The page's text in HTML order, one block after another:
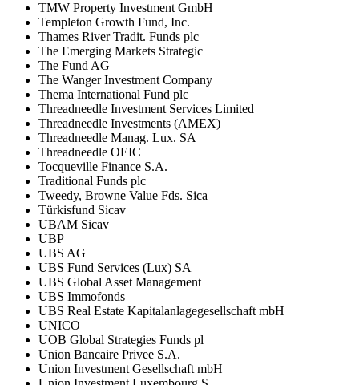
TMW Property Investment GmbH
Templeton Growth Fund, Inc.
Thames River Tradit. Funds plc
The Emerging Markets Strategic
The Fund AG
The Wanger Investment Company
Thema International Fund plc
Threadneedle Investment Services Limited
Threadneedle Investments (AMEX)
Threadneedle Manag. Lux. SA
Threadneedle OEIC
Tocqueville Finance S.A.
Traditional Funds plc
Tweedy, Browne Value Fds. Sica
Türkisfund Sicav
UBAM Sicav
UBP
UBS AG
UBS Fund Services (Lux) SA
UBS Global Asset Management
UBS Immofonds
UBS Real Estate Kapitalanlagegesellschaft mbH
UNICO
UOB Global Strategies Funds pl
Union Bancaire Privee S.A.
Union Investment Gesellschaft mbH